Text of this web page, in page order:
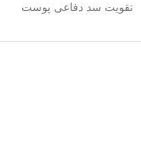
تقویت سد دفاعی پوست
اسید و سراماید